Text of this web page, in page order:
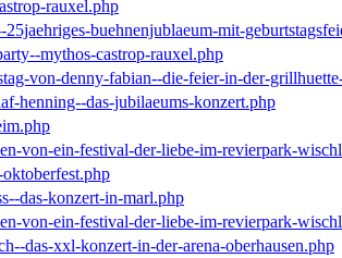
rauxel.php
buehnenjublaeum-mit-
mythos-castrop-rauxel.php
von-denny-fabian--die-feier-in-der-
henning--das-jubilaeums-konzert.php
von-ein-festival-der-liebe-im-revierpark-
das-konzert-in-marl.php
von-ein-festival-der-liebe-im-revierpark-
das-xxl-konzert-in-der-arena-oberhausen.php